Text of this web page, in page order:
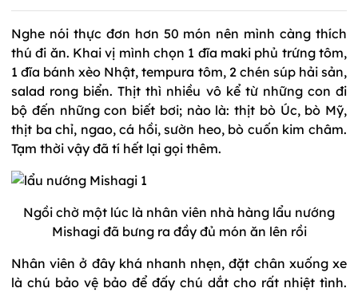
Nghe nói thực đơn hơn 50 món nên mình càng thích
thú đi ăn. Khai vị mình chọn 1 đĩa maki phủ trứng tôm,
1 đĩa bánh xèo Nhật, tempura tôm, 2 chén súp hải sản,
salad rong biển. Thịt thì nhiều vô kể từ những con đi
bộ đến những con biết bơi; nào là: thịt bò Úc, bò Mỹ,
thịt ba chỉ, ngao, cá hồi, sườn heo, bò cuốn kim châm.
Tạm thời vậy đã tí hết lại gọi thêm.
Ngồi chờ một lúc là nhân viên nhà hàng lẩu nướng
Mishagi đã bưng ra đầy đủ món ăn lên rồi
Nhân viên ở đây khá nhanh nhẹn, đặt chân xuống xe
là chú bảo vệ bảo để đấy chú dắt cho rất nhiệt tình.